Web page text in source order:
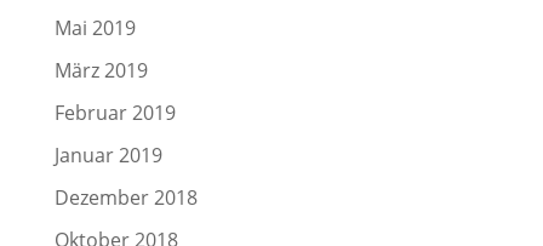
Mai 2019
März 2019
Februar 2019
Januar 2019
Dezember 2018
Oktober 2018